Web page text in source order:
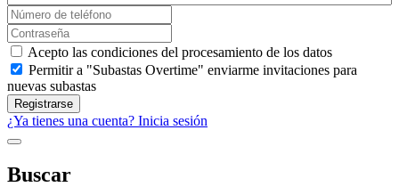
Acepto las condiciones del procesamiento de los datos
Permitir a "Subastas Overtime" enviarme invitaciones para
nuevas subastas
Registrarse
¿Ya tienes una cuenta? Inicia sesión
Buscar